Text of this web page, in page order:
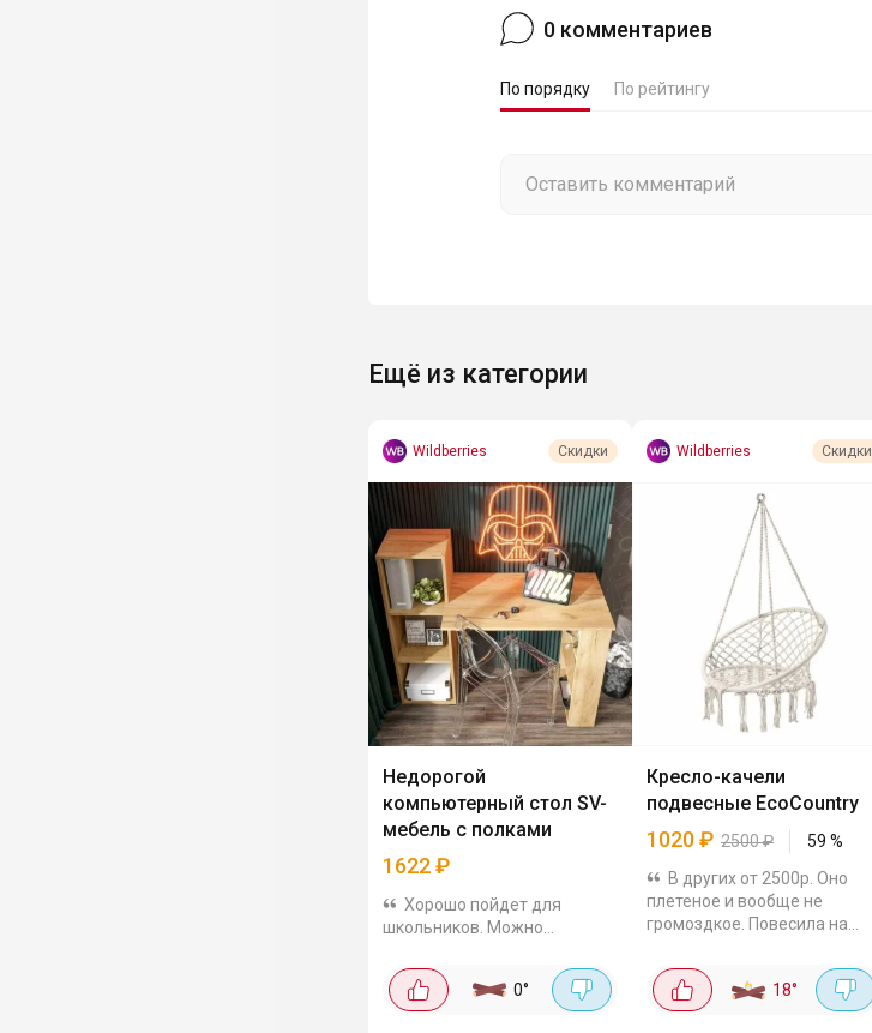
0 комментариев
По порядку По рейтингу
Ещё из категории
Wildberries Скидки
Недорогой
компьютерный стол SV-
мебель с полками
1622₽
Хорошо пойдет для
школьников. Можно
письменный или
компьютерный. Сделан из
0°
Wildberries Скидки
Кресло-качели
подвесные EcoCountry
1020₽ 2500₽ 59 %
В других от 2500р. Оно
плетеное и вообще не
громоздкое. Повесила на
мало, очень уютно
смотрится. И, главное,
прочное! Можно и в сад его
18°